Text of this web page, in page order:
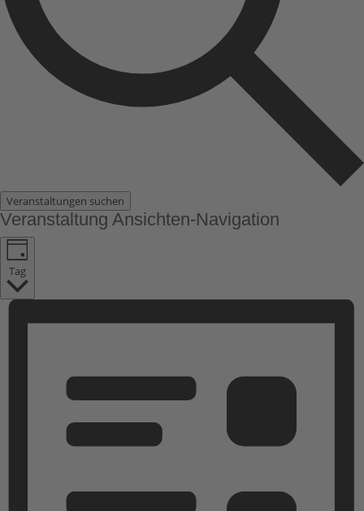
Veranstaltungen suchen
Veranstaltung Ansichten-Navigation
Tag